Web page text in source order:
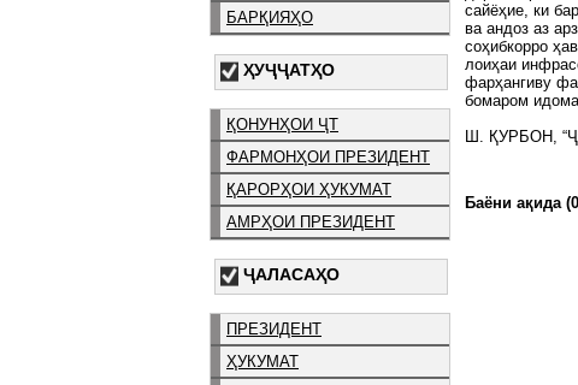
БАРҚИЯҲО
ҲУҶҶАТҲО
ҚОНУНҲОИ ҶТ
ФАРМОНҲОИ ПРЕЗИДЕНТ
ҚАРОРҲОИ ҲУКУМАТ
АМРҲОИ ПРЕЗИДЕНТ
ҶАЛАСАҲО
ПРЕЗИДЕНТ
ҲУКУМАТ
сайёҳие, ки
ва андоз аз
соҳибкорро
лоиҳаи
фарҳангиву
бомаром
Ш. ҚУРБОН,
Баёни ақида